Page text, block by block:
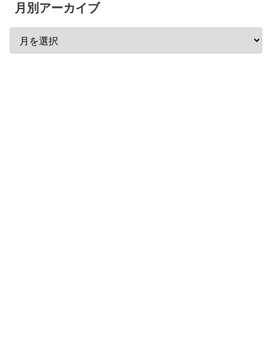
月別アーカイブ